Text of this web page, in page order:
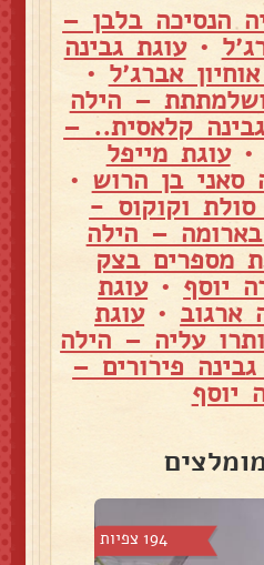
הנסיכה בלבן –
•עוגת גבינה
אברג׳ל •
– הילה
קלאסית.. –
•עוגת מייפל
סאני בן הרוש •
סולת וקוקוס -
– הילה
מספרים בצק
יוסף •עוגת
ארגוב •עוגת
עליה – הילה
פירורים –
יוסף
194 צפיות